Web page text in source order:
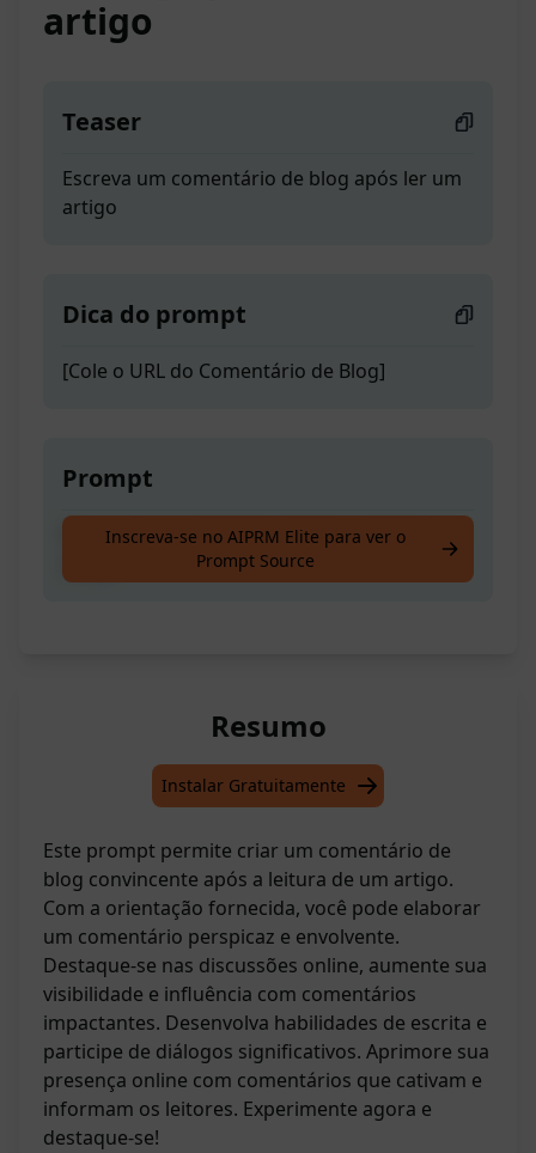
artigo
Teaser
Escreva um comentário de blog após ler um
artigo
Dica do prompt
[Cole o URL do Comentário de Blog]
Prompt
Escreva um comentário de blog após ler um
Inscreva-se no AIPRM Elite para ver o
Prompt Source
Resumo
Instalar Gratuitamente
Este prompt permite criar um comentário de
blog convincente após a leitura de um artigo.
Com a orientação fornecida, você pode elaborar
um comentário perspicaz e envolvente.
Destaque-se nas discussões online, aumente sua
visibilidade e influência com comentários
impactantes. Desenvolva habilidades de escrita e
participe de diálogos significativos. Aprimore sua
presença online com comentários que cativam e
informam os leitores. Experimente agora e
destaque-se!